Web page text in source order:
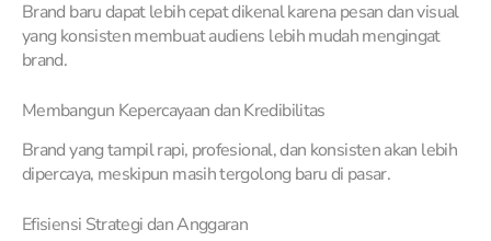
Brand baru dapat lebih cepat dikenal karena pesan dan visual
yang konsisten membuat audiens lebih mudah mengingat
brand.
Membangun Kepercayaan dan Kredibilitas
Brand yang tampil rapi, profesional, dan konsisten akan lebih
dipercaya, meskipun masih tergolong baru di pasar.
Efisiensi Strategi dan Anggaran